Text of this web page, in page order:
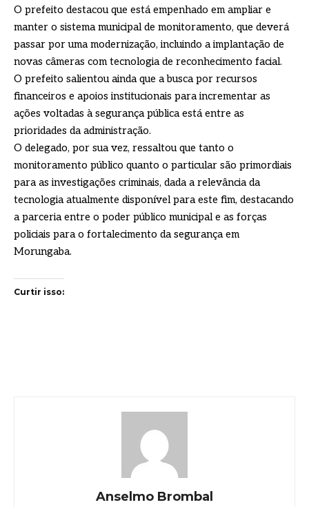
O prefeito destacou que está empenhado em ampliar e
manter o sistema municipal de monitoramento, que deverá
passar por uma modernização, incluindo a implantação de
novas câmeras com tecnologia de reconhecimento facial.
O prefeito salientou ainda que a busca por recursos
financeiros e apoios institucionais para incrementar as
ações voltadas à segurança pública está entre as
prioridades da administração.
O delegado, por sua vez, ressaltou que tanto o
monitoramento público quanto o particular são primordiais
para as investigações criminais, dada a relevância da
tecnologia atualmente disponível para este fim, destacando
a parceria entre o poder público municipal e as forças
policiais para o fortalecimento da segurança em
Morungaba.
Curtir isso:
Anselmo Brombal